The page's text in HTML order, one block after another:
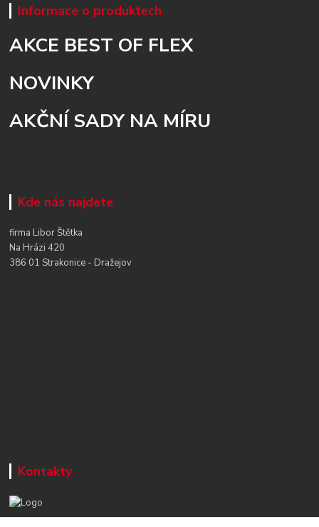
Informace o produktech
AKCE BEST OF FLEX
NOVINKY
AKČNÍ SADY NA MÍRU
Kde nás najdete
firma Libor Štětka
Na Hrázi 420
386 01 Strakonice - Dražejov
Kontakty